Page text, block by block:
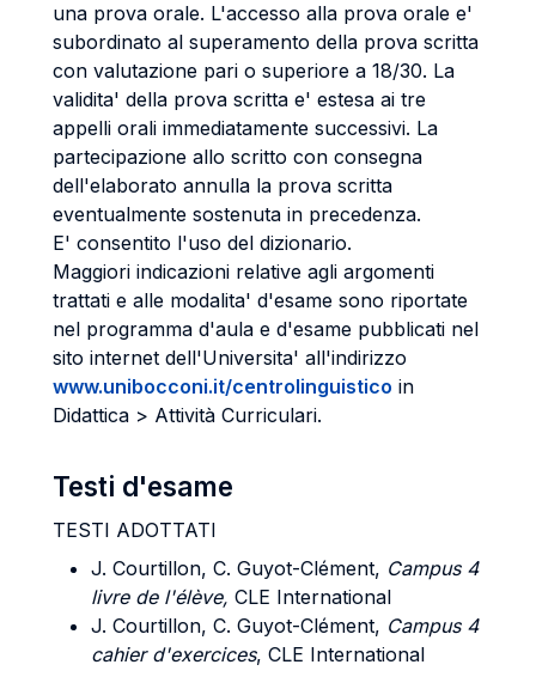
una prova orale. L'accesso alla prova orale e'
subordinato al superamento della prova scritta
con valutazione pari o superiore a 18/30. La
validita' della prova scritta e' estesa ai tre
appelli orali immediatamente successivi. La
partecipazione allo scritto con consegna
dell'elaborato annulla la prova scritta
eventualmente sostenuta in precedenza.
E' consentito l'uso del dizionario.
Maggiori indicazioni relative agli argomenti
trattati e alle modalita' d'esame sono riportate
nel programma d'aula e d'esame pubblicati nel
sito internet dell'Universita' all'indirizzo
www.unibocconi.it/centrolinguistico in
Didattica > Attività Curriculari.
Testi d'esame
TESTI ADOTTATI
J. Courtillon, C. Guyot-Clément, Campus 4
livre de l'élève, CLE International
J. Courtillon, C. Guyot-Clément, Campus 4
cahier d'exercices, CLE International